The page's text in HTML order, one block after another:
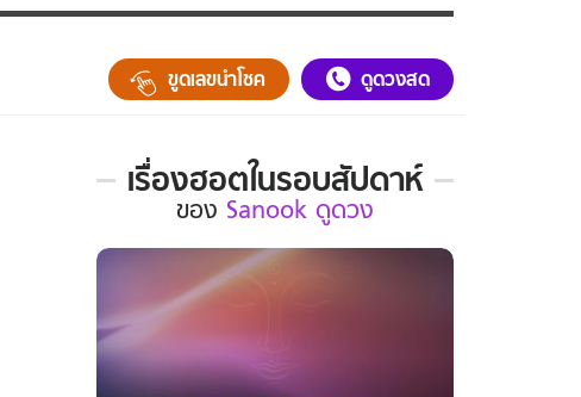
ความรู้รอบตัว
ฮาวทู
ขูดเลขนำโชค ดูดวงสด
เรื่องฮอตในรอบสัปดาห์
เรื่อง
ใน
รอบ
ของ
Sanook
ดูด
ของ Sanook ดูดวง